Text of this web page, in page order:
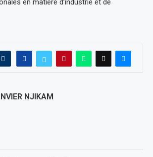
en matière d’industrie et de
NJIKAM